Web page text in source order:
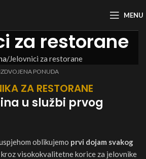
MENU
za restorane
Jelovnici za restorane
IZDVOJENA PONUDA
ZA RESTORANE
u službi prvog
oblikujemo prvi dojam svakog
kroz visokokvalitetne korice za jelovnike